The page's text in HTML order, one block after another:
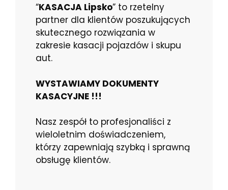
“KASACJA Lipsko” to rzetelny
partner dla klientów poszukujących
skutecznego rozwiązania w
zakresie kasacji pojazdów i skupu
aut.
WYSTAWIAMY DOKUMENTY
KASACYJNE !!!
Nasz zespół to profesjonaliści z
wieloletnim doświadczeniem,
którzy zapewniają szybką i sprawną
obsługę klientów.